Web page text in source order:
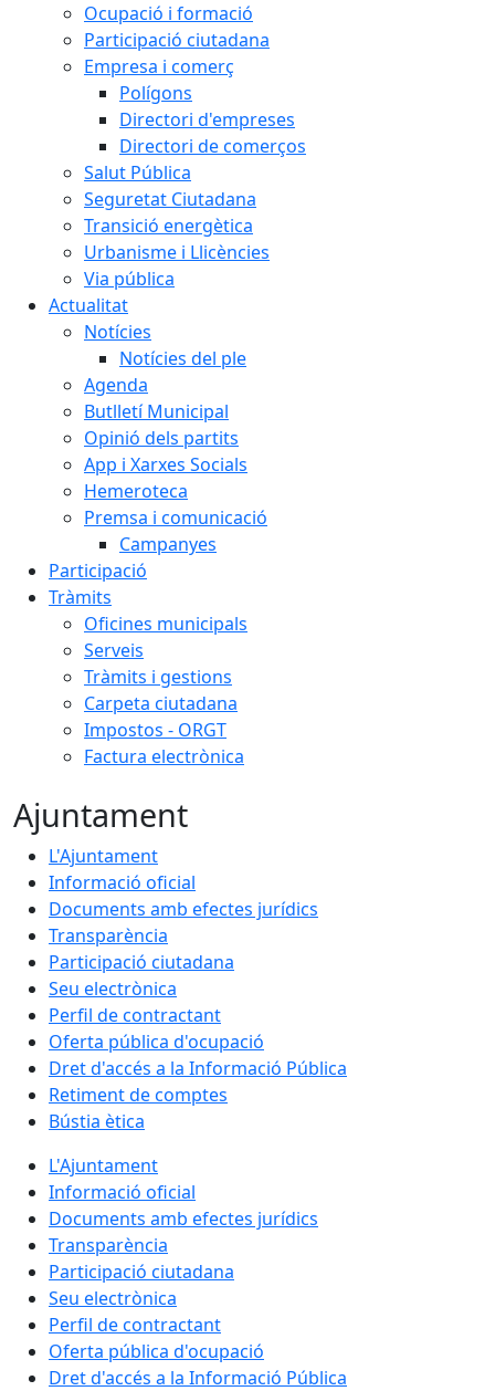
Ocupació i formació
Participació ciutadana
Empresa i comerç
Polígons
Directori d'empreses
Directori de comerços
Salut Pública
Seguretat Ciutadana
Transició energètica
Urbanisme i Llicències
Via pública
Actualitat
Notícies
Notícies del ple
Agenda
Butlletí Municipal
Opinió dels partits
App i Xarxes Socials
Hemeroteca
Premsa i comunicació
Campanyes
Participació
Tràmits
Oficines municipals
Serveis
Tràmits i gestions
Carpeta ciutadana
Impostos - ORGT
Factura electrònica
Ajuntament
L'Ajuntament
Informació oficial
Documents amb efectes jurídics
Transparència
Participació ciutadana
Seu electrònica
Perfil de contractant
Oferta pública d'ocupació
Dret d'accés a la Informació Pública
Retiment de comptes
Bústia ètica
L'Ajuntament
Informació oficial
Documents amb efectes jurídics
Transparència
Participació ciutadana
Seu electrònica
Perfil de contractant
Oferta pública d'ocupació
Dret d'accés a la Informació Pública